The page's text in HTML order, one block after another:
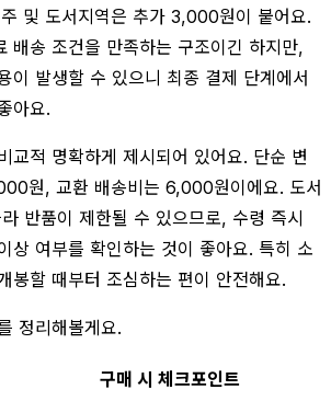
및 도서지역은 추가 3,000원이 붙어요.
배송 조건을 만족하는 구조이긴 하지만,
이 발생할 수 있으니 최종 결제 단계에서
아요.
교적 명확하게 제시되어 있어요. 단순 변
원, 교환 배송비는 6,000원이에요. 도서
반품이 제한될 수 있으므로, 수령 즉시
상 여부를 확인하는 것이 좋아요. 특히 소
봉할 때부터 조심하는 편이 안전해요.
정리해볼게요.
구매 시 체크포인트